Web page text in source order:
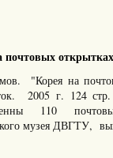
почтовых
"Корея на
2005 г. 124
110
музея ДВГТУ,